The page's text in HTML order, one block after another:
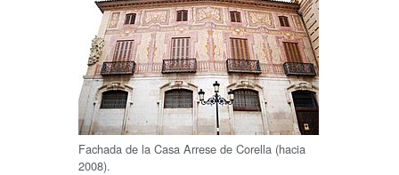
Fachada de la Casa Arrese de Corella (hacia
2008).